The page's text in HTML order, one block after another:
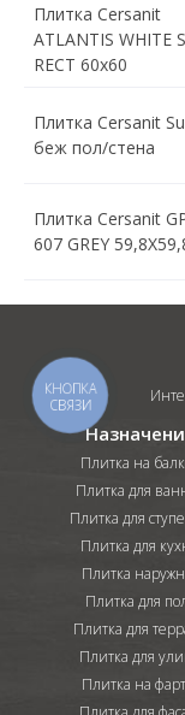
Плитка Cersanit
ATLANTIS WHITE
RECT 60x60
Плитка Cersanit
беж пол/стена
Плитка Cersanit
607 GREY
Плитка на
Плитка для
Плитка для
Плитка для
Плитка
Плитка для
Плитка для
Плитка для
Плитка на
КНОПКА
СВЯЗИ